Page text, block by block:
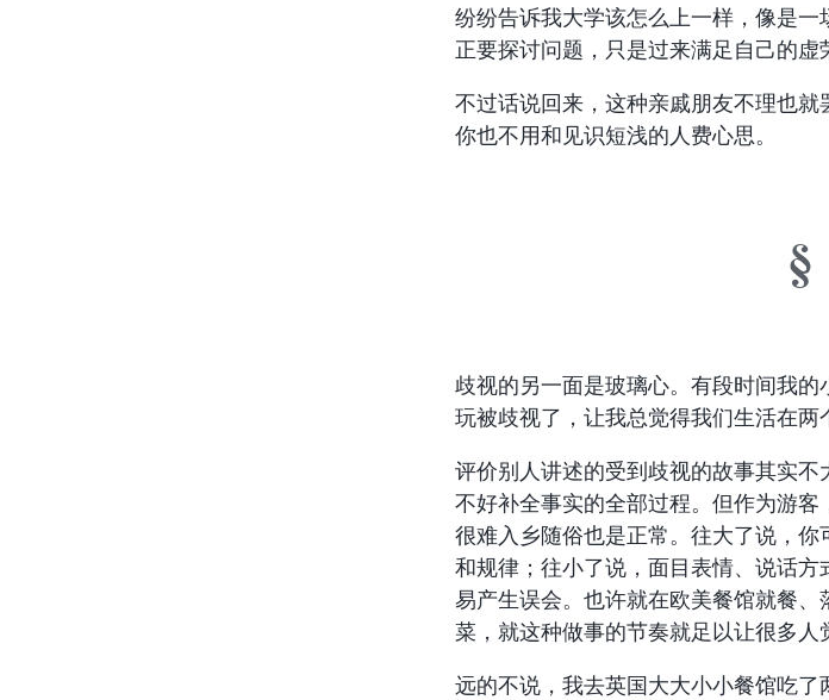
纷纷告诉我大学该怎么上一样，像是
正要探讨问题，只是过来满足自己的虚
不过话说回来，这种亲戚朋友不理也就
你也不用和见识短浅的人费心思。
歧视的另一面是玻璃心。有段时间我
玩被歧视了，让我总觉得我们生活在两
评价别人讲述的受到歧视的故事其实
不好补全事实的全部过程。但作为游
很难入乡随俗也是正常。往大了说，
和规律；往小了说，面目表情、说话
易产生误会。也许就在欧美餐馆就餐
菜，就这种做事的节奏就足以让很多人
远的不说，我去英国大大小小餐馆吃